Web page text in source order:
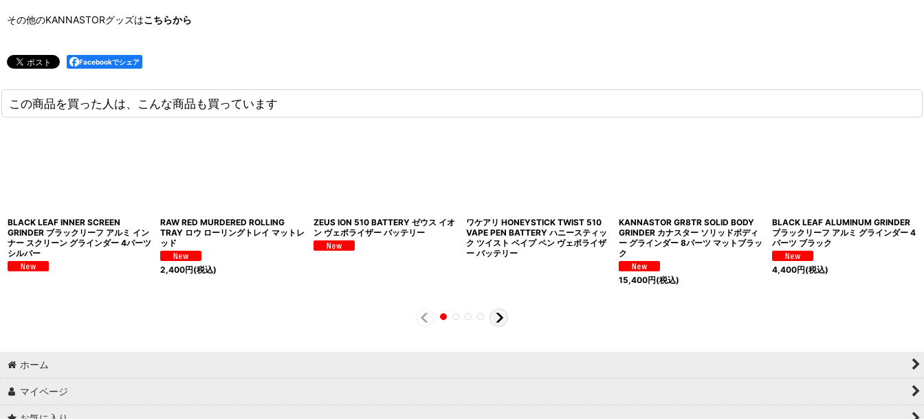
その他のKANNASTORグッズはこちらから
Facebookでシェア
この商品を買った人は、こんな商品も買っています
BLACK LEAF INNER SCREEN
GRINDER ブラックリーフ アルミ イン
ナー スクリーン グラインダー 4パーツ
シルバー
RAW RED MURDERED ROLLING
TRAY ロウ ローリングトレイ マットレ
ッド
2,400円(税込)
ZEUS ION 510 BATTERY ゼウス イオ
ン ヴェポライザー バッテリー
ワケアリ HONEYSTICK TWIST 510
VAPE PEN BATTERY ハニースティッ
ク ツイスト ベイプ ペン ヴェポライザ
ー バッテリー
KANNASTOR GR8TR SOLID BODY
GRINDER カナスター ソリッドボディ
ー グラインダー 8パーツ マットブラッ
ク
15,400円(税込)
BLACK LEAF ALUMINUM GRINDER
ブラックリーフ アルミ グラインダー 4
パーツ ブラック
4,400円(税込)
ホーム
マイページ